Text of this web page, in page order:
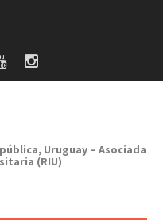
Uruguay – Asociada
(RIU)